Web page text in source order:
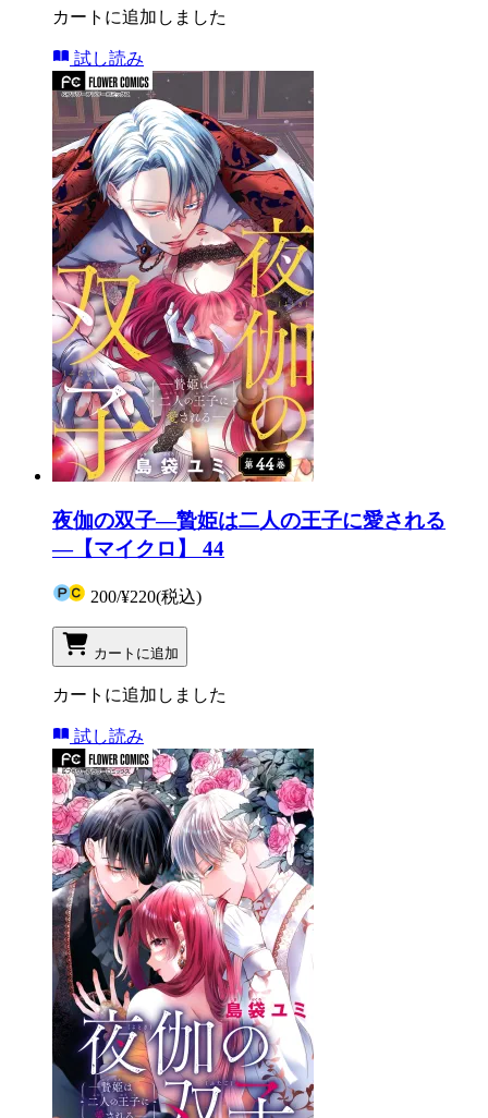
カートに追加しました
試し読み
夜伽の双子―贄姫は二人の王子に愛される
―【マイクロ】 44
200/¥220(税込)
カートに追加
カートに追加しました
試し読み